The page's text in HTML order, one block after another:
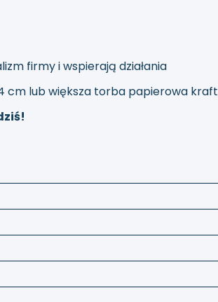
firmy i wspierają działania
cm lub większa torba papierowa kraft